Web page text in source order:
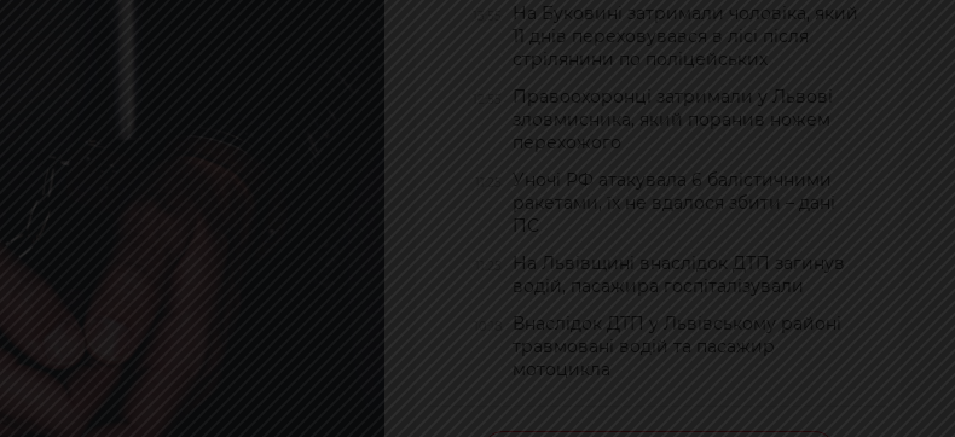
На Буковині затримали чоловіка, який
11 днів переховувався в лісі після
стрілянини по поліцейських
Правоохоронці затримали у Львові
зловмисника, який поранив ножем
перехожого
Уночі РФ атакувала 6 балістичними
ракетами, їх не вдалося збити – дані
ПС
На Львівщині внаслідок ДТП загинув
водій, пасажира госпіталізували
Внаслідок ДТП у Львівському районі
травмовані водій та пасажир
мотоцикла